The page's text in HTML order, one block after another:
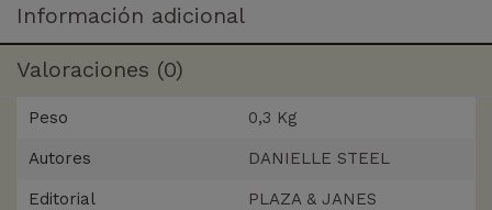
Información adicional
Valoraciones (0)
Peso 0,3 Kg
Autores DANIELLE STEEL
Editorial PLAZA & JANES